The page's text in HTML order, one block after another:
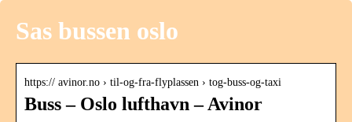
Sas bussen oslo
https:// avinor.no › til-og-fra-flyplassen › tog-buss-og-taxi
Buss – Oslo lufthavn – Avinor